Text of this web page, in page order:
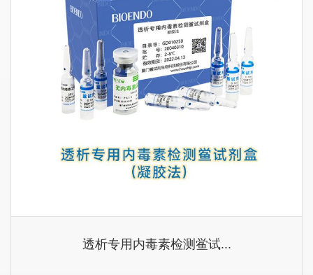
透析专用内毒素检测鲎试...